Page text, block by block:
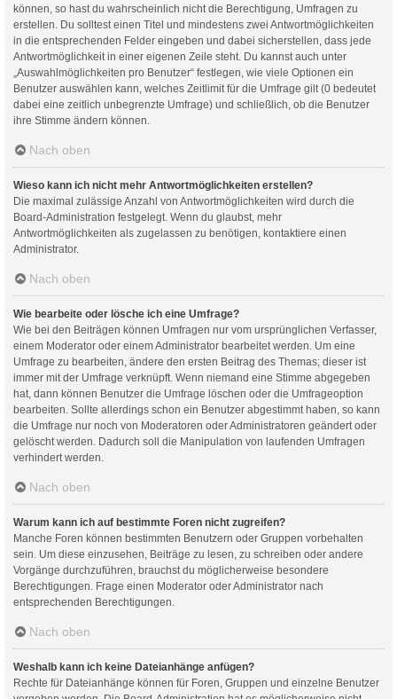
können, so hast du wahrscheinlich nicht die Berechtigung, Umfragen zu
erstellen. Du solltest einen Titel und mindestens zwei Antwortmöglichkeiten
in die entsprechenden Felder eingeben und dabei sicherstellen, dass jede
Antwortmöglichkeit in einer eigenen Zeile steht. Du kannst auch unter
„Auswahlmöglichkeiten pro Benutzer“ festlegen, wie viele Optionen ein
Benutzer auswählen kann, welches Zeitlimit für die Umfrage gilt (0 bedeutet
dabei eine zeitlich unbegrenzte Umfrage) und schließlich, ob die Benutzer
ihre Stimme ändern können.
Nach oben
Wieso kann ich nicht mehr Antwortmöglichkeiten erstellen?
Die maximal zulässige Anzahl von Antwortmöglichkeiten wird durch die
Board-Administration festgelegt. Wenn du glaubst, mehr
Antwortmöglichkeiten als zugelassen zu benötigen, kontaktiere einen
Administrator.
Nach oben
Wie bearbeite oder lösche ich eine Umfrage?
Wie bei den Beiträgen können Umfragen nur vom ursprünglichen Verfasser,
einem Moderator oder einem Administrator bearbeitet werden. Um eine
Umfrage zu bearbeiten, ändere den ersten Beitrag des Themas; dieser ist
immer mit der Umfrage verknüpft. Wenn niemand eine Stimme abgegeben
hat, dann können Benutzer die Umfrage löschen oder die Umfrageoption
bearbeiten. Sollte allerdings schon ein Benutzer abgestimmt haben, so kann
die Umfrage nur noch von Moderatoren oder Administratoren geändert oder
gelöscht werden. Dadurch soll die Manipulation von laufenden Umfragen
verhindert werden.
Nach oben
Warum kann ich auf bestimmte Foren nicht zugreifen?
Manche Foren können bestimmten Benutzern oder Gruppen vorbehalten
sein. Um diese einzusehen, Beiträge zu lesen, zu schreiben oder andere
Vorgänge durchzuführen, brauchst du möglicherweise besondere
Berechtigungen. Frage einen Moderator oder Administrator nach
entsprechenden Berechtigungen.
Nach oben
Weshalb kann ich keine Dateianhänge anfügen?
Rechte für Dateianhänge können für Foren, Gruppen und einzelne Benutzer